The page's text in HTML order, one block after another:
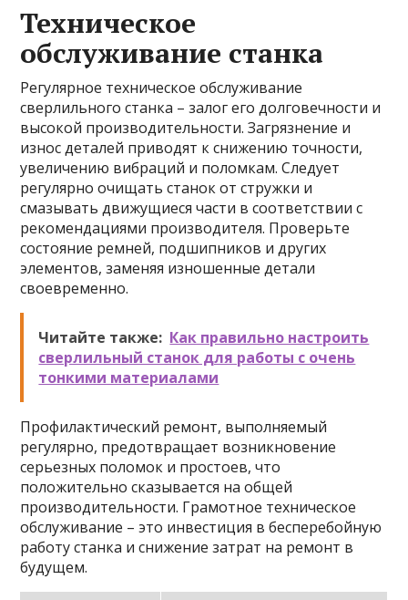
Техническое
обслуживание станка
Регулярное техническое обслуживание
сверлильного станка – залог его долговечности и
высокой производительности. Загрязнение и
износ деталей приводят к снижению точности,
увеличению вибраций и поломкам. Следует
регулярно очищать станок от стружки и
смазывать движущиеся части в соответствии с
рекомендациями производителя. Проверьте
состояние ремней, подшипников и других
элементов, заменяя изношенные детали
своевременно.
Читайте также: Как правильно настроить
сверлильный станок для работы с очень
тонкими материалами
Профилактический ремонт, выполняемый
регулярно, предотвращает возникновение
серьезных поломок и простоев, что
положительно сказывается на общей
производительности. Грамотное техническое
обслуживание – это инвестиция в бесперебойную
работу станка и снижение затрат на ремонт в
будущем.